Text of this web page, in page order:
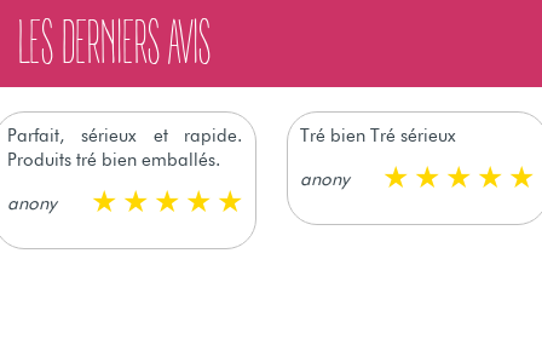
LES DERNIERS AVIS
Parfait, sérieux et rapide.
Produits tré bien emballés.
anony
Tré bien Tré sérieux
anony